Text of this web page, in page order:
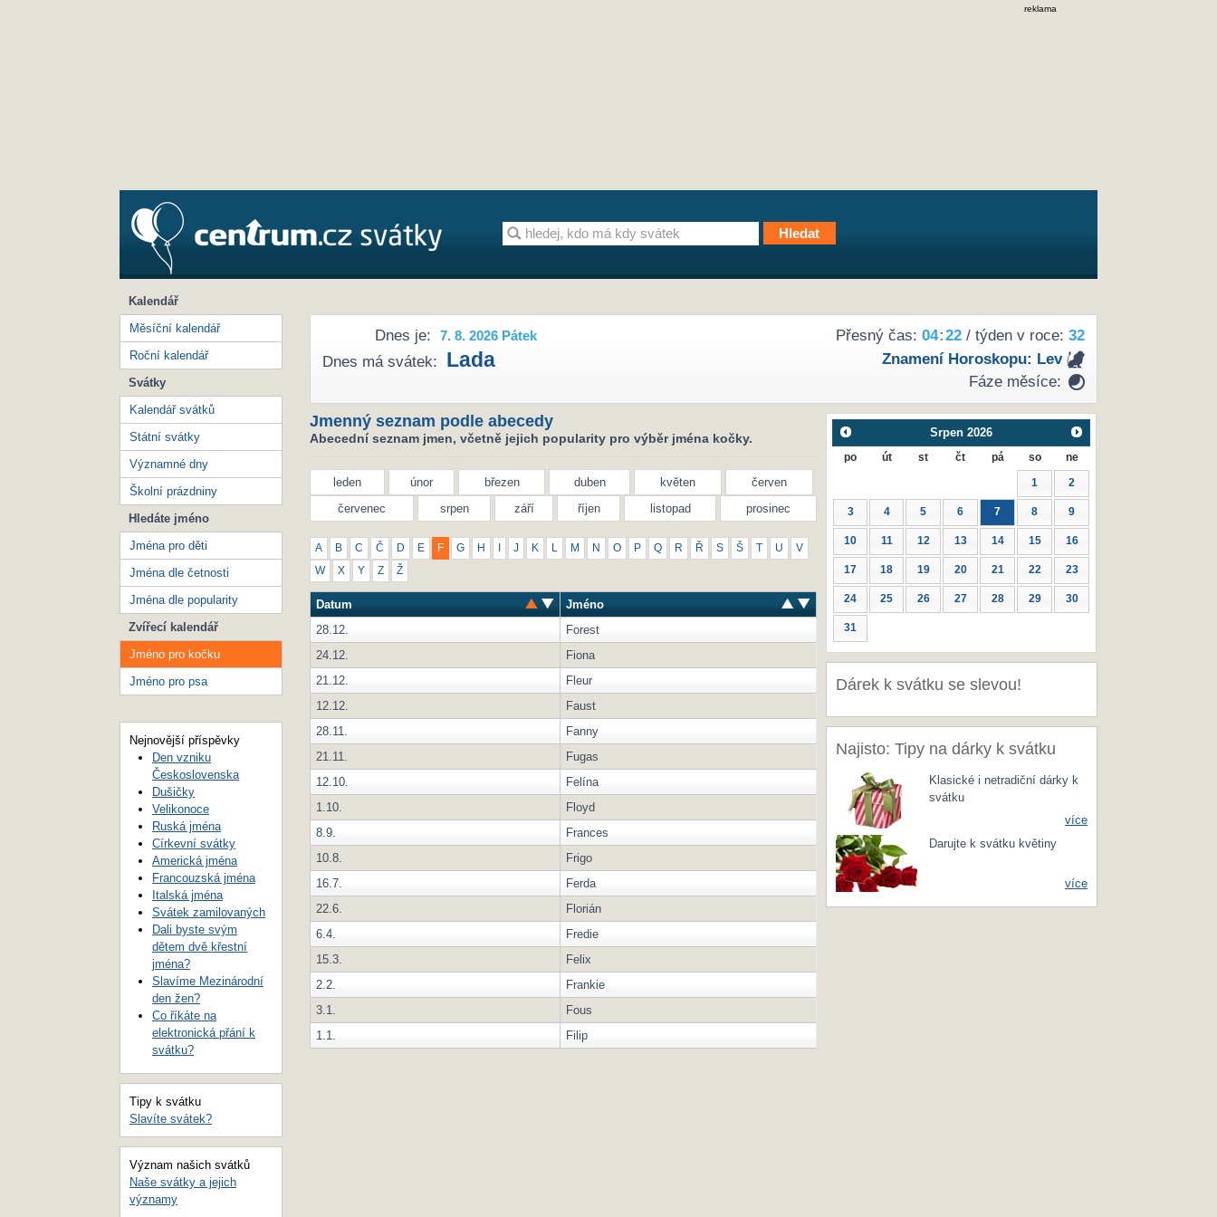
reklama
Přesný čas: 04:22/ týden v roce: 32
Znamení Horoskopu: Lev
Fáze měsíce:
Dnes je: 7. 8. 2026 Pátek
Dnes má svátek: Lada
Jmenný seznam podle abecedy
Abecední seznam jmen, včetně jejich popularity pro výběr jména kočky.
leden únor březen duben květen
červen
červenec
srpen září říjen listopad prosinec
A B C Č D E F G H J K M N O P Q R Ř S Š T U V
W X Y Z Ž
Datum
Jméno
28.12.
Forest
24.12.
Fiona
21.12.
Fleur
12.12.
Faust
28.11.
Fanny
21.11.
Fugas
12.10.
Felína
1.10.
Floyd
8.9.
Frances
10.8.
Frigo
16.7.
Ferda
22.6.
Florián
6.4.
Fredie
15.3.
Felix
2.2.
Frankie
3.1.
Fous
1.1.
Filip
Srpen 2026
po út st čt pá so ne
1 2
3 4 5 6 7 8 9
10 11 12 13 14 15 16
17 18 19 20 21 22 23
24 25 26 27 28 29 30
31
Dárek k svátku se slevou!
Najisto: Tipy na dárky k svátku
Klasické i netradiční dárky k
svátku
více
Darujte k svátku květiny
více
Kalendář
Měsíční kalendář
Roční kalendář
Svátky
Kalendář svátků
Státní svátky
Významné dny
Školní prázdniny
Hledáte jméno
Jména pro děti
Jména dle četnosti
Jména dle popularity
Zvířecí kalendář
Jméno pro kočku
Jméno pro psa
Nejnovější příspěvky
Den vzniku
Československa
Dušičky
Velikonoce
Ruská jména
Církevní svátky
Americká jména
Francouzská jména
Italská jména
Svátek zamilovaných
Dali byste svým
dětem dvě křestní
jména?
Slavíme Mezinárodní
den žen?
Co říkáte na
elektronická přání k
svátku?
Tipy k svátku
Slavíte svátek?
Význam našich svátků
Naše svátky a jejich
významy